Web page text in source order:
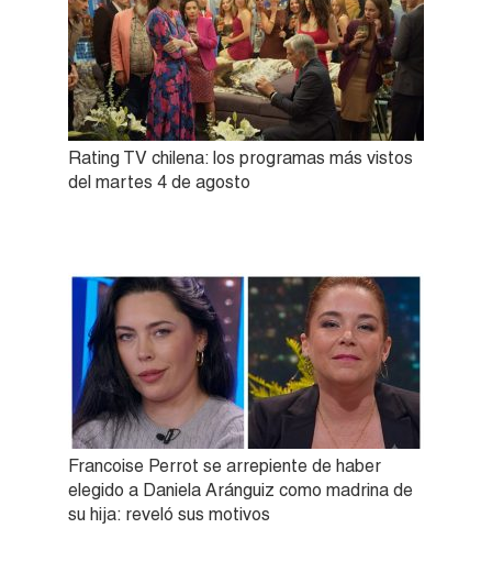
Rating TV chilena: los programas más vistos
del martes 4 de agosto
Francoise Perrot se arrepiente de haber
elegido a Daniela Aránguiz como madrina de
su hija: reveló sus motivos